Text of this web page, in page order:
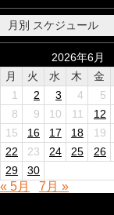
月別 スケジュール
2026年6月
月
火 水 木 金
1
2 3 4 5
8
9 10 11 12
15
16 17 18 19
22
23 24 25 26
29
30
« 5月 7月 »
・一般お問い合わせ：